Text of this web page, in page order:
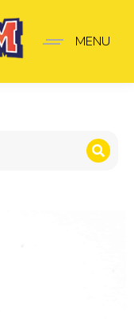
pour
MENU